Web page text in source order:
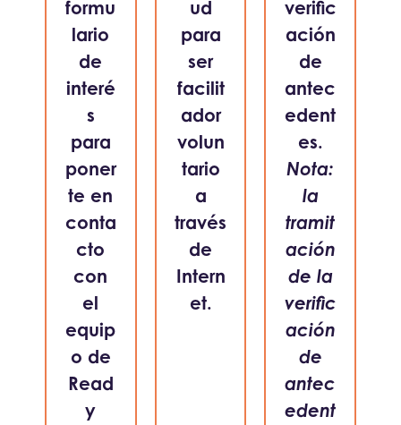
formu
lario
de
interé
s
para
poner
te en
conta
cto
con
el
equip
o de
Read
y
ud
para
ser
facilit
ador
volun
tario
a
través
de
Intern
et.
verific
ación
de
antec
edent
es.
Nota:
la
tramit
ación
de la
verific
ación
de
antec
edent